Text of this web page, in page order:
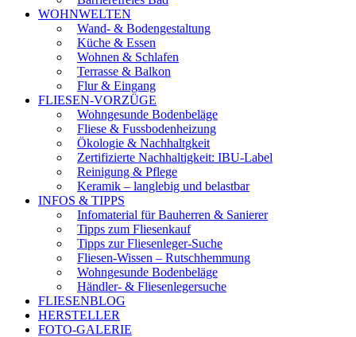
WOHNWELTEN
Wand- & Bodengestaltung
Küche & Essen
Wohnen & Schlafen
Terrasse & Balkon
Flur & Eingang
FLIESEN-VORZÜGE
Wohngesunde Bodenbeläge
Fliese & Fussbodenheizung
Ökologie & Nachhaltgkeit
Zertifizierte Nachhaltigkeit: IBU-Label
Reinigung & Pflege
Keramik – langlebig und belastbar
INFOS & TIPPS
Infomaterial für Bauherren & Sanierer
Tipps zum Fliesenkauf
Tipps zur Fliesenleger-Suche
Fliesen-Wissen – Rutschhemmung
Wohngesunde Bodenbeläge
Händler- & Fliesenlegersuche
FLIESENBLOG
HERSTELLER
FOTO-GALERIE